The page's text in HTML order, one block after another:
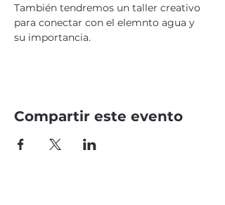
También tendremos un taller creativo
para conectar con el elemnto agua y
su importancia.
Compartir este evento